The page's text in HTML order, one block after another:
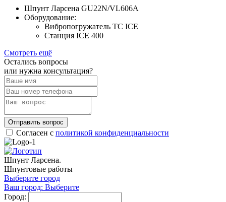
Шпунт Ларсена GU22N/VL606A
Оборудование:
Вибропогружатель TC ICE
Станция ICE 400
Смотреть ещё
Остались вопросы
или нужна консультация?
Отправить вопрос
Согласен с политикой конфиденциальности
Шпунт Ларсена.
Шпунтовые работы
Выберите город
Ваш город: Выберите
Город: